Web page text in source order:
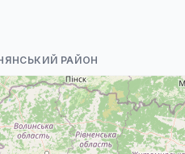
РАЙОН